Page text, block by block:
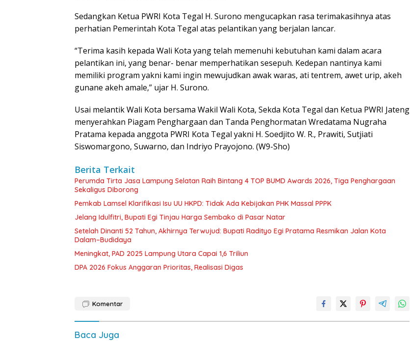
Sedangkan Ketua PWRI Kota Tegal H. Surono mengucapkan rasa terimakasihnya atas
perhatian Pemerintah Kota Tegal atas pelantikan yang berjalan lancar.
“Terima kasih kepada Wali Kota yang telah memenuhi kebutuhan kami dalam acara
pelantikan ini, yang benar- benar memperhatikan sesepuh. Kedepan nantinya kami
memiliki program yakni kami ingin mewujudkan awak waras, ati tentrem, awet urip, akeh
gunane akeh amale,” ujar H. Surono.
Usai melantik Wali Kota bersama Wakil Wali Kota, Sekda Kota Tegal dan Ketua PWRI Jateng
menyerahkan Piagam Penghargaan dan Tanda Penghormatan Wredatama Nugraha
Pratama kepada anggota PWRI Kota Tegal yakni H. Soedjito W. R., Prawiti, Sutjiati
Siswomargono, Suwarno, dan Indriyo Prayojono. (W9-Sho)
Berita Terkait
Perumda Tirta Jasa Lampung Selatan Raih Bintang 4 TOP BUMD Awards 2026, Tiga Penghargaan
Sekaligus Diborong
Pemkab Lamsel Klarifikasi Isu UU HKPD: Tidak Ada Kebijakan PHK Massal PPPK
Jelang Idulfitri, Bupati Egi Tinjau Harga Sembako di Pasar Natar
Setelah Dinanti 52 Tahun, Akhirnya Terwujud: Bupati Radityo Egi Pratama Resmikan Jalan Kota
Dalam–Budidaya
Meningkat, PAD 2025 Lampung Utara Capai 1,6 Triliun
DPA 2026 Fokus Anggaran Prioritas, Realisasi Digas
Komentar
Baca Juga